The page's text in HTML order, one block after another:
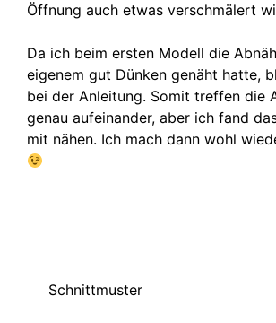
Öffnung auch etwas verschmälert
Da ich beim ersten Modell die
eigenem gut Dünken genäht hatte,
bei der Anleitung. Somit treffen die
genau aufeinander, aber ich fand
mit nähen. Ich mach dann wohl
Schnittmuster